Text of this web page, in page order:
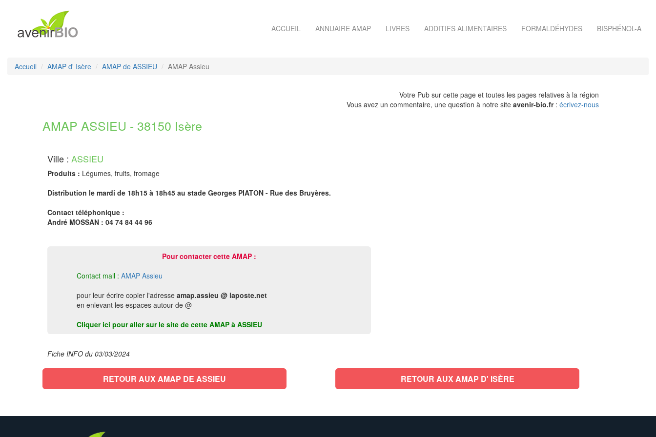
ACCUEIL ANNUAIRE AMAP LIVRES ADDITIFS ALIMENTAIRES FORMALDÉHYDES BISPHÉNOL-A
Accueil AMAP d' Isère AMAP de ASSIEU AMAP Assieu
Votre Pub sur cette page et toutes les pages relatives à la région
Vous avez un commentaire, une question à notre site avenir-bio.fr: écrivez-nous
AMAP ASSIEU - 38150 Isère
Ville : ASSIEU
Produits : Légumes, fruits, fromage
Distribution le mardi de 18h15 à 18h45 au stade Georges PIATON - Rue des Bruyères.
Contact téléphonique :
André MOSSAN : 04 74 84 44 96
Pour contacter cette AMAP :
Contact mail : AMAP Assieu
pour leur écrire copier l'adresse amap.assieu @ laposte.net
en enlevant les espaces autour de @
Cliquer ici pour aller sur le site de cette AMAP à ASSIEU
Fiche INFO du 03/03/2024
RETOUR AUX AMAP DE ASSIEU RETOUR AUX AMAP D' ISÈRE